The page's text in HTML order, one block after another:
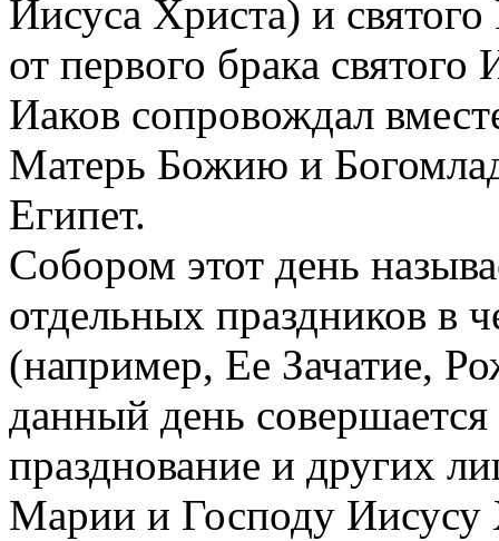
Иисуса Христа) и
от первого брака
Иаков сопровождал
Матерь Божию и
Египет.
Собором этот день
отдельных праздников в
(например, Ее Зачатие,
данный день
празднование и других
Марии и Господу Иисусу